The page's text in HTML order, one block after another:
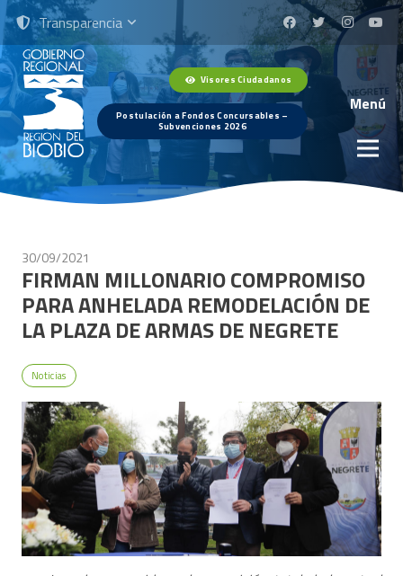
Transparencia
Visores Ciudadanos
Postulación a Fondos Concursables –
Subvenciones 2026
Menú
30/09/2021
FIRMAN MILLONARIO COMPROMISO
PARA ANHELADA REMODELACIÓN DE
LA PLAZA DE ARMAS DE NEGRETE
Noticias